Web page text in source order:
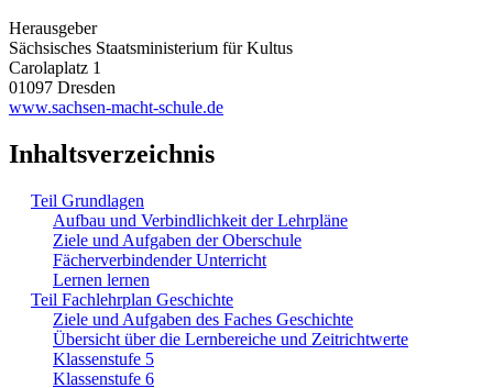
Herausgeber
Sächsisches Staatsministerium für Kultus
Carolaplatz 1
01097 Dresden
www.sachsen-macht-schule.de
Inhaltsverzeichnis
Teil Grundlagen
Aufbau und Verbindlichkeit der Lehrpläne
Ziele und Aufgaben der Oberschule
Fächerverbindender Unterricht
Lernen lernen
Teil Fachlehrplan Geschichte
Ziele und Aufgaben des Faches Geschichte
Übersicht über die Lernbereiche und Zeitrichtwerte
Klassenstufe 5
Klassenstufe 6